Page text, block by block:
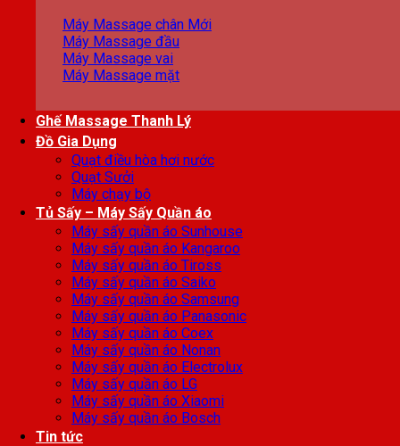
Máy Massage chân
Máy Massage đầu
Máy Massage vai
Máy Massage mặt
Ghế Massage Thanh Lý
Đồ Gia Dụng
Quạt điều hòa hơi nước
Quạt Sưởi
Máy chạy bộ
Tủ Sấy – Máy Sấy Quần áo
Máy sấy quần áo Sunhouse
Máy sấy quần áo Kangaroo
Máy sấy quần áo Tiross
Máy sấy quần áo Saiko
Máy sấy quần áo Samsung
Máy sấy quần áo Panasonic
Máy sấy quần áo Coex
Máy sấy quần áo Nonan
Máy sấy quần áo Electrolux
Máy sấy quần áo LG
Máy sấy quần áo Xiaomi
Máy sấy quần áo Bosch
Tin tức